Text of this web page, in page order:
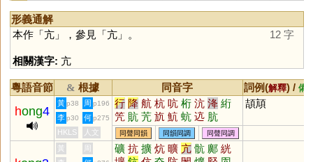
形義通解
本作「亢」，參見「亢」。 12 字
相關漢字: 亢
粵語音節 & 根據 同音字 詞例(解釋) / 備
hong4
黃 p38 周 p196 行 降 航 杭 吭 桁 沆 洚 絎
笐 貥 苀 斻 魧 蚢 迒 肮
頡頏
李 p30 何 p275
HKLS 人文 同聲同韻 同韻同調 同聲同調
黃 周 礦 抗 擴 炕 曠 亢 骯 鄺 絖